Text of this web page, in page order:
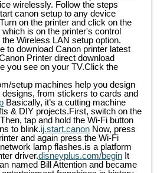
wirelessly. Follow the steps
canon setup to any device
Turn on the printer and click on the
is on the printer's control
Wireless LAN setup option.
to download Canon printer latest
Printer direct download
you see on your TV.Click the
setup machines help you design
from stickers to cards and
Basically, it’s a cutting machine
& DIY projects.First, switch on the
tap and hold the Wi-Fi button
to blink.ij.start.canon Now, press
and again press the Wi-Fi
lamp flashes.is a platform
driver.disneyplus.com/begin It
named Bill Attention and became